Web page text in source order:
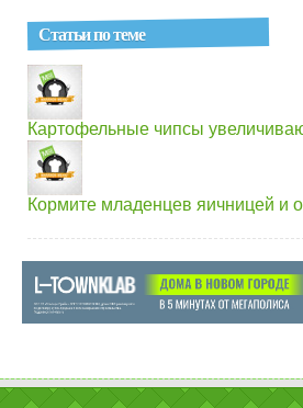
Статьи по теме
Картофельные чипсы
Кормите младенцев яичницей и